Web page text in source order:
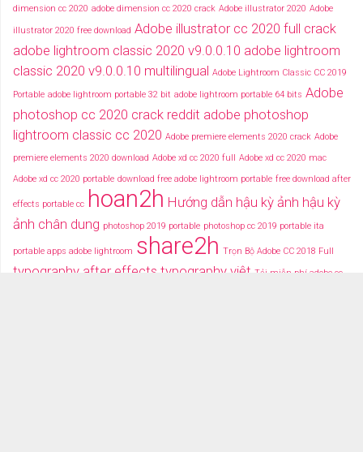
dimension cc 2020 adobe dimension cc 2020 crack Adobe illustrator 2020 Adobe
illustrator 2020 free download Adobe illustrator cc 2020 full crack
adobe lightroom classic 2020 v9.0.0.10 adobe lightroom
classic 2020 v9.0.0.10 multilingual Adobe Lightroom Classic CC 2019
Portable adobe lightroom portable 32 bit adobe lightroom portable 64 bits Adobe
photoshop cc 2020 crack reddit adobe photoshop
lightroom classic cc 2020 Adobe premiere elements 2020 crack Adobe
premiere elements 2020 download Adobe xd cc 2020 full
Adobe xd cc 2020 mac
Adobe xd cc 2020 portable download free adobe lightroom portable free download after
effects portable cc hoan2h Hướng dẫn hậu kỳ ảnh hậu kỳ
ảnh chân dung photoshop 2019 portable photoshop cc 2019 portable ita
portable apps adobe lightroom share2h Trọn Bộ Adobe CC 2018 Full
typography after effects typography việt Tải miễn phí adobe cc